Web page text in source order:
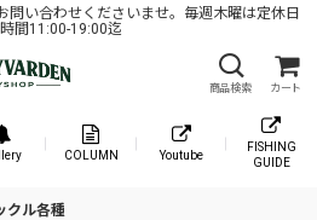
問い合わせくださいませ。毎週木曜は定休日
間11:00-19:00迄
商品検索 カート
COLUMN Youtube
FISHING
GUIDE
クル各種